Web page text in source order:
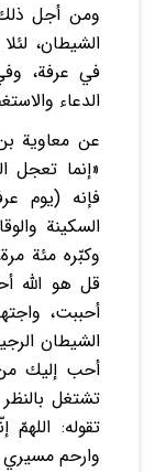
ومن أجل ذلك
الشيطان،
في عرفة،
الدعاء
عن معاوية
«إنما تعجل
فإنه (يوم
السكينة
وكبّره مئة
قل هو الله
أحببت،
الشيطان
أحب إليك
تشتغل
تقوله:
وارحم مسيري